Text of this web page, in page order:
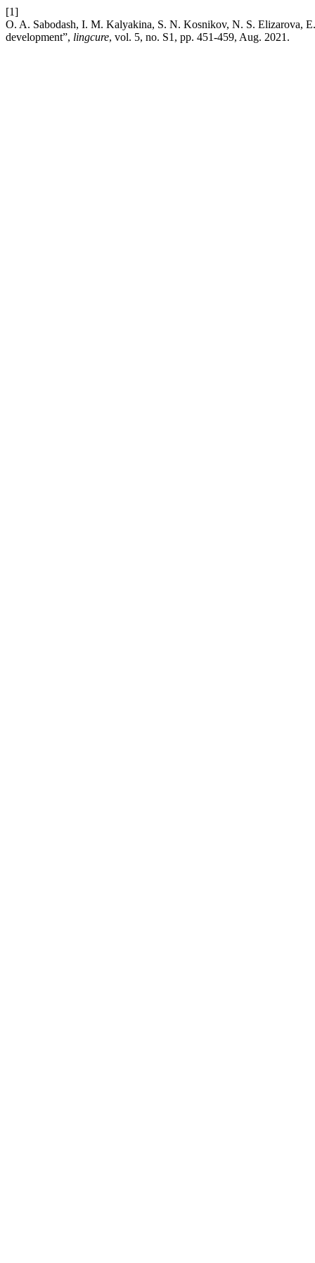
[1]
O. A. Sabodash, I. M. Kalyakina, S. N. Kosnikov, N. S. Elizarova,
development”, lingcure, vol. 5, no. S1, pp. 451-459, Aug. 2021.